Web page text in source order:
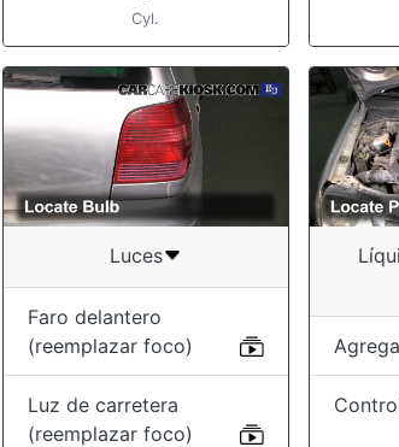
Cyl.
Luces
Faro delantero
(reemplazar foco)
Luz de carretera
(reemplazar foco)